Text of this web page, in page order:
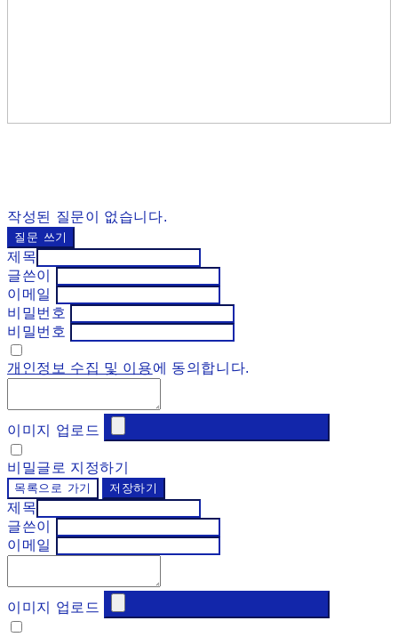
작성된 질문이 없습니다.
질문 쓰기
제목
글쓴이
이메일
비밀번호
비밀번호
개인정보 수집 및 이용에 동의합니다.
이미지 업로드
비밀글로 지정하기
목록으로 가기 저장하기
제목
글쓴이
이메일
이미지 업로드